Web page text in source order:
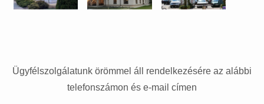
Ügyfélszolgálatunk örömmel áll rendelkezésére az alábbi
telefonszámon és e-mail címen